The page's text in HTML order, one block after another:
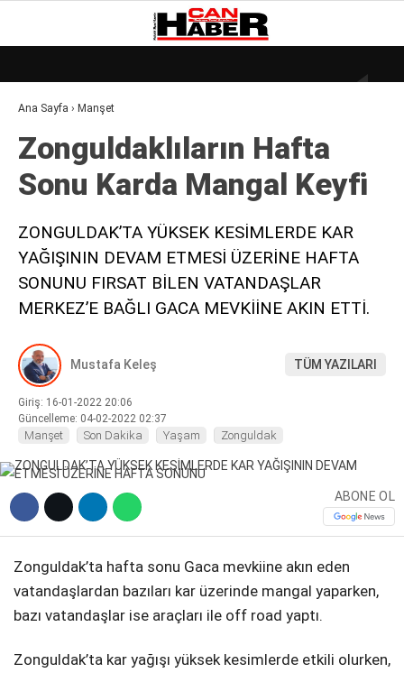
28.9°
GALERİ
DÜNYA
EKONOMI
KÜLÜR – SANAT
MAGAZIN
POLITIKA
ASAYIŞ
DIĞER
Ana Sayfa › Manşet
Zonguldaklıların Hafta
Sonu Karda Mangal Keyfi̇
ZONGULDAK’TA YÜKSEK KESİMLERDE KAR
YAĞIŞININ DEVAM ETMESİ ÜZERİNE HAFTA
SONUNU FIRSAT BİLEN VATANDAŞLAR
MERKEZ’E BAĞLI GACA MEVKİİNE AKIN ETTİ.
Mustafa Keleş TÜM YAZILARI
Giriş: 16-01-2022 20:06
Güncelleme: 04-02-2022 02:37
Manşet Son Dakika Yaşam Zonguldak
ABONE OL
Zonguldak’ta hafta sonu Gaca mevkiine akın eden
vatandaşlardan bazıları kar üzerinde mangal yaparken,
bazı vatandaşlar ise araçları ile off road yaptı.
Zonguldak’ta kar yağışı yüksek kesimlerde etkili olurken,